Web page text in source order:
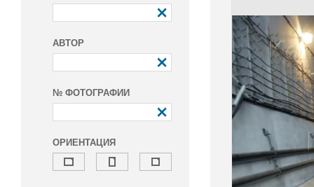
АВТОР
№ ФОТОГРАФИИ
ОРИЕНТАЦИЯ